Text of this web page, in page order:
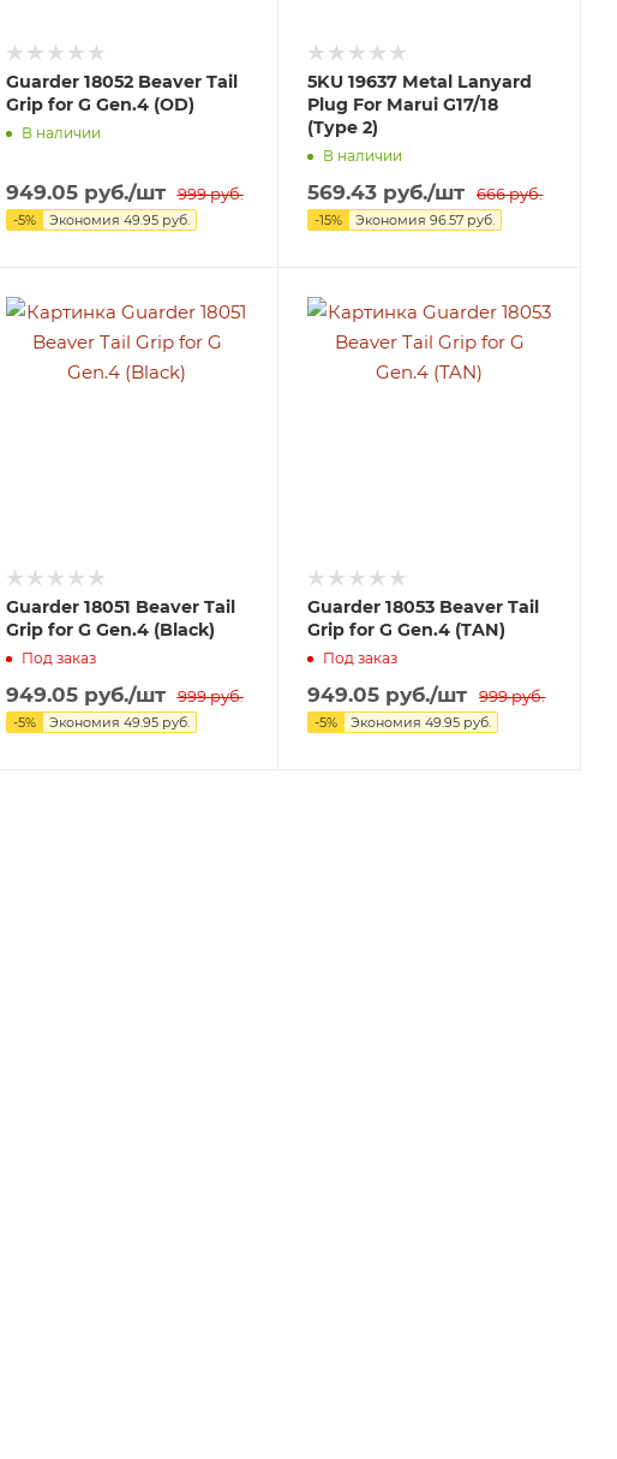
Guarder 18052 Beaver Tail
Grip for G Gen.4 (OD)
В наличии
949.05руб./шт 999руб.
-5% Экономия 49.95руб.
5KU 19637 Metal Lanyard
Plug For Marui G17/18
(Type 2)
В наличии
569.43 руб./шт 666руб.
-15% Экономия96.57 руб.
Guarder 18051 Beaver Tail
Grip for G Gen.4 (Black)
Под заказ
949.05руб./шт 999руб.
-5% Экономия 49.95руб.
Guarder 18053 Beaver Tail
Grip for G Gen.4 (TAN)
Под заказ
949.05 руб./шт 999руб.
-5% Экономия49.95 руб.